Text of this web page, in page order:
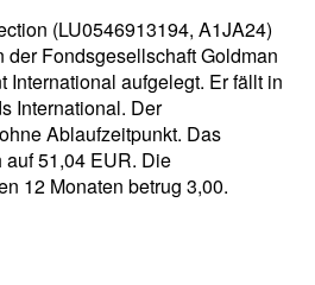
(LU0546913194, A1JA24)
der Fondsgesellschaft Goldman
International aufgelegt. Er fällt in
International. Der
Ablaufzeitpunkt. Das
51,04 EUR. Die
12 Monaten betrug 3,00.